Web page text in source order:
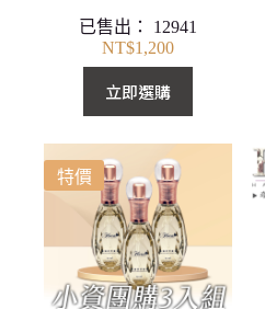
已售出： 12941
NT$1,200
立即選購
特價